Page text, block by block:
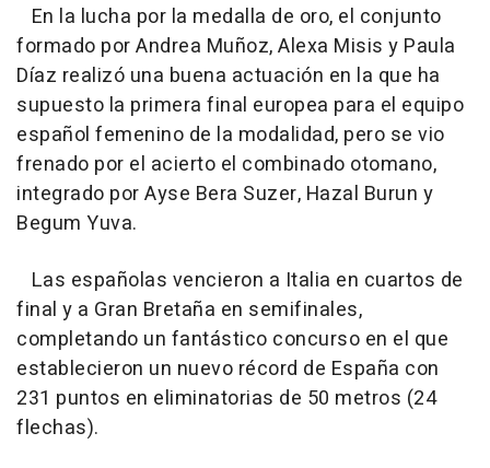
En la lucha por la medalla de oro, el conjunto
formado por Andrea Muñoz, Alexa Misis y Paula
Díaz realizó una buena actuación en la que ha
supuesto la primera final europea para el equipo
español femenino de la modalidad, pero se vio
frenado por el acierto el combinado otomano,
integrado por Ayse Bera Suzer, Hazal Burun y
Begum Yuva.
Las españolas vencieron a Italia en cuartos de
final y a Gran Bretaña en semifinales,
completando un fantástico concurso en el que
establecieron un nuevo récord de España con
231 puntos en eliminatorias de 50 metros (24
flechas).